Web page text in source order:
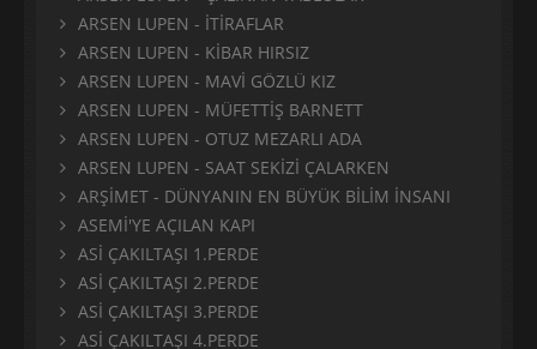
ARSEN LUPEN - İTİRAFLAR
ARSEN LUPEN - KİBAR HIRSIZ
ARSEN LUPEN - MAVİ GÖZLÜ KIZ
ARSEN LUPEN - MÜFETTİŞ BARNETT
ARSEN LUPEN - OTUZ MEZARLI ADA
ARSEN LUPEN - SAAT SEKİZİ ÇALARKEN
ARŞİMET - DÜNYANIN EN BÜYÜK BİLİM İNSANI
ASEMİ'YE AÇILAN KAPI
ASİ ÇAKILTAŞI 1.PERDE
ASİ ÇAKILTAŞI 2.PERDE
ASİ ÇAKILTAŞI 3.PERDE
ASİ ÇAKILTAŞI 4.PERDE